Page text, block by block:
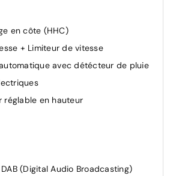
en côte (HHC)
+ Limiteur de vitesse
avec détécteur de pluie
réglable en hauteur
sans clé
d'énergie au freinage
(Digital Audio Broadcasting)